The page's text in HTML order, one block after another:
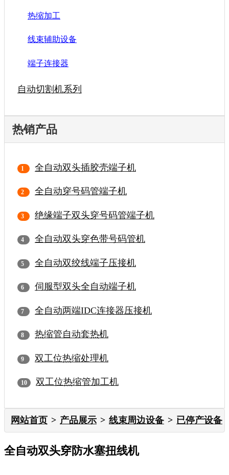
热缩加工
线束辅助设备
端子连接器
自动切割机系列
热销产品
全自动双头插胶壳端子机
全自动穿号码管端子机
绝缘端子双头穿号码管端子机
全自动双头穿色带号码管机
全自动双绞线端子压接机
伺服型双头全自动端子机
全自动两端IDC连接器压接机
热缩管自动套热机
双工位热缩处理机
双工位热缩管加工机
网站首页 产品展示 线束周边设备 已停产设备
全自动双头穿防水塞扭线机